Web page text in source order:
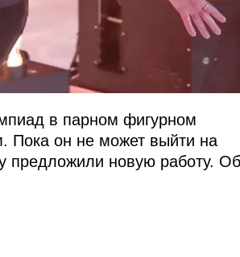
в парном фигурном
Пока он не может выйти на
предложили новую работу. Об